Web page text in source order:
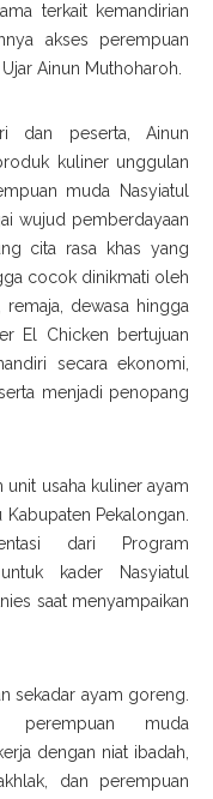
terkait kemandirian
akses perempuan
Ainun Muthoharoh.
dan peserta, Ainun
kuliner unggulan
muda Nasyiatul
wujud pemberdayaan
cita rasa khas yang
cocok dinikmati oleh
remaja, dewasa hingga
El Chicken bertujuan
secara ekonomi,
menjadi penopang
unit usaha kuliner ayam
Pekalongan.
dari Program
kader Nasyiatul
saat menyampaikan
sekadar ayam goreng.
muda
dengan niat ibadah,
dan perempuan